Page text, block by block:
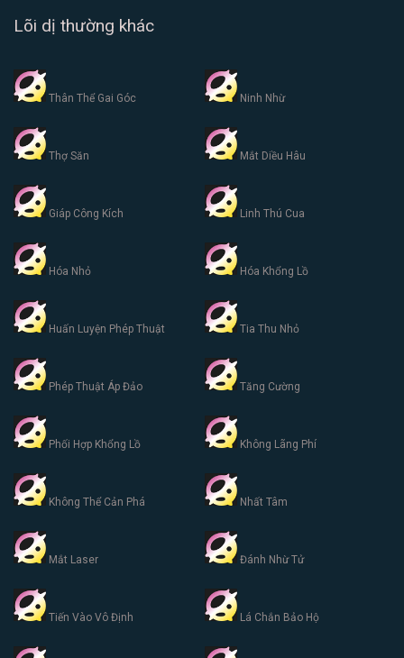
Lõi dị thường khác
Thân Thể Gai Góc Ninh Nhừ
Thợ Săn Mắt Diều Hâu
Giáp Công Kích Linh Thú Cua
Hóa Nhỏ Hóa Khổng Lồ
Huấn Luyện Phép Thuật Tia Thu Nhỏ
Phép Thuật Áp Đảo Tăng Cường
Phối Hợp Khổng Lồ Không Lãng Phí
Không Thể Cản Phá Nhất Tâm
Mắt Laser Đánh Nhừ Tử
Tiến Vào Vô Định Lá Chắn Bảo Hộ